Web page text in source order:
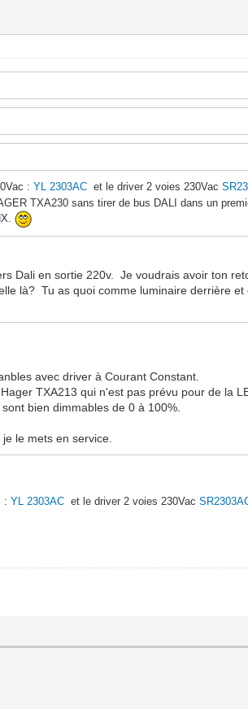
0Vac :YL 2303AC et le driver 2 voies 230Vac
TXA230 sans tirer de bus DALI dans un
Dali en sortie 220v. Je voudrais avoir ton
là? Tu as quoi comme luminaire derrière
avec driver à Courant Constant.
TXA213 qui n'est pas prévu pour de la
bien dimmables de 0 à 100%.
le mets en service.
:YL 2303AC et le driver 2 voies 230Vac